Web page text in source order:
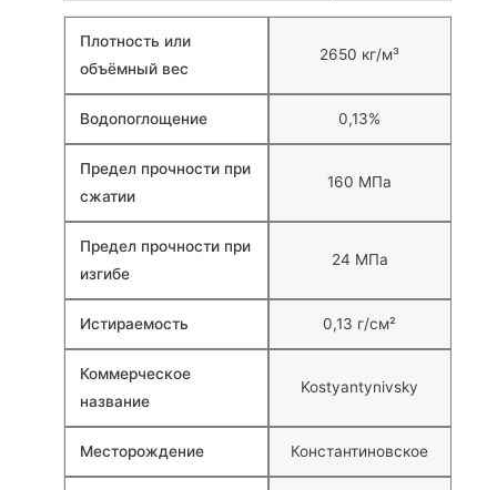
Плотность или
объёмный вес
2650 кг/м³
Водопоглощение 0,13%
Предел прочности при
сжатии
160 МПа
Предел прочности при
изгибе
24 МПа
Истираемость 0,13 г/см²
Коммерческое
название
Kostyantynivsky
Месторождение Константиновское